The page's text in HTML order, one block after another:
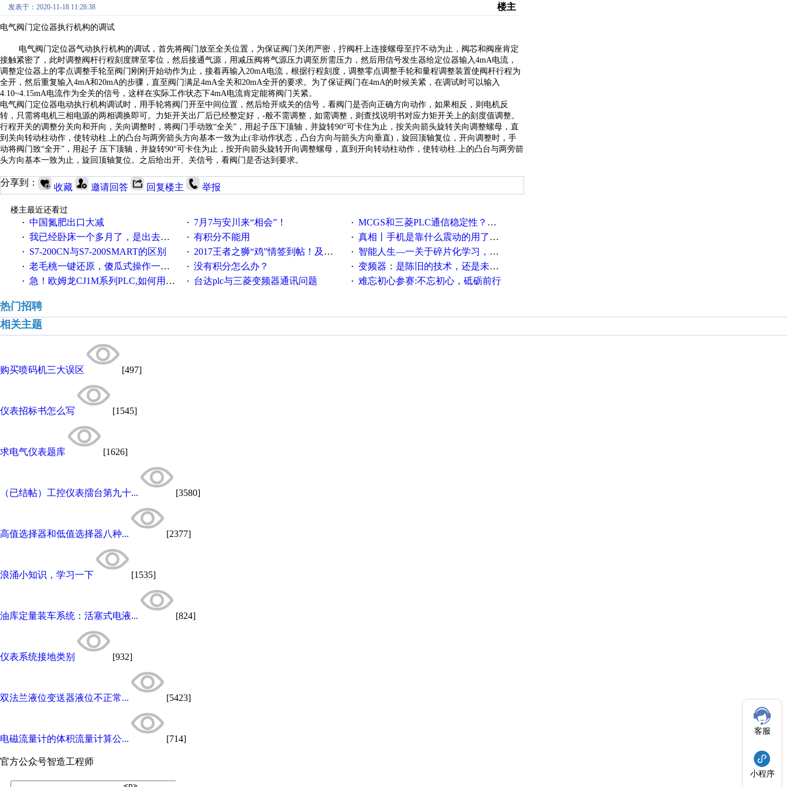
发表于：2020-11-18 11:28:38 楼主
电气阀门定位器执行机构的调试
电气阀门定位器气动执行机构的调试，首先将阀门放至全关位置，为保证阀门关闭严密，拧阀杆上连接螺母至拧不动为止，阀芯和阀座肯定
接触紧密了，此时调整阀杆行程刻度牌至零位，然后接通气源，用减压阀将气源压力调至所需压力，然后用信号发生器给定位器输入4mA电流，
调整定位器上的零点调整手轮至阀门刚刚开始动作为止，接着再输入20mA电流，根据行程刻度，调整零点调整手轮和量程调整装置使阀杆行程为
全开，然后重复输入4mA和20mA的步骤，直至阀门满足4mA全关和20mA全开的要求。为了保证阀门在4mA的时候关紧，在调试时可以输入
4.10~4.15mA电流作为全关的信号，这样在实际工作状态下4mA电流肯定能将阀门关紧。
电气阀门定位器电动执行机构调试时，用手轮将阀门开至中间位置，然后给开或关的信号，看阀门是否向正确方向动作，如果相反，则电机反
转，只需将电机三相电源的两相调换即可。力矩开关出厂后已经整定好， -般不需调整，如需调整，则查找说明书对应力矩开关上的刻度值调整。
行程开关的调整分关向和开向，关向调整时，将阀门手动致“全关”，用起子压下顶轴，并旋转90°可卡住为止，按关向箭头旋转关向调整螺母，直
到关向转动柱动作，使转动柱.上的凸台与两旁箭头方向基本一致为止(非动作状态，凸台方向与箭头方向垂直) ，旋回顶轴复位，开向调整时，手
动将阀门致“全开”，用起子 压下顶轴，并旋转90°可卡住为止，按开向箭头旋转开向调整螺母，直到开向转动柱动作，使转动柱.上的凸台与两旁箭
头方向基本一致为止，旋回顶轴复位。之后给出开、关信号，看阀门是否达到要求。
分享到： 收藏 邀请回答 回复楼主 举报
楼主最近还看过
· 中国氮肥出口大减 · 7月7与安川来“相会”！ · MCGS和三菱PLC通信稳定性？？？
· 我已经卧床一个多月了，是出去安装机械手在高速遭遇车祸所致:大家工作都要特别注意啊 · 有积分不能用 · 真相丨手机是靠什么震动的用了这么多年才知道！
· S7-200CN与S7-200SMART的区别 · 2017王者之狮“鸡”情签到帖！及时更新在线研讨会预告 · 智能人生—一关于碎片化学习，看这一篇就够了！
· 老毛桃一键还原，傻瓜式操作一键轻松备份还原；程序为向导式安装，一键即可实现自动备份或还原系统。 · 没有积分怎么办？ · 变频器：是陈旧的技术，还是未来的幕后英雄？
· 急！欧姆龙CJ1M系列PLC,如何用时间控制变频器。要求时间在组态王中可以自由输入！拜托各位大神了！ · 台达plc与三菱变频器通讯问题 · 难忘初心参赛:不忘初心，砥砺前行
热门招聘
相关主题
购买喷码机三大误区 [497]
仪表招标书怎么写 [1545]
求电气仪表题库 [1626]
（已结帖）工控仪表擂台第九十... [3580]
高值选择器和低值选择器八种... [2377]
浪涌小知识，学习一下 [1535]
油库定量装车系统：活塞式电液... [824]
仪表系统接地类别 [932]
双法兰液位变送器液位不正常... [5423]
电磁流量计的体积流量计算公... [714]
官方公众号智造工程师
客服
小程序